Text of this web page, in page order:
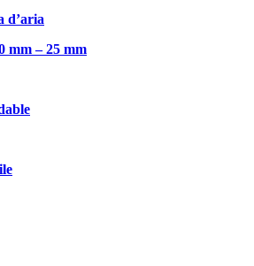
d’aria
mm – 25 mm